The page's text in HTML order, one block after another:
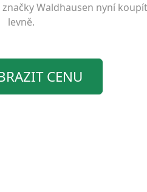
Waldhausen nyní
levně.
CENU